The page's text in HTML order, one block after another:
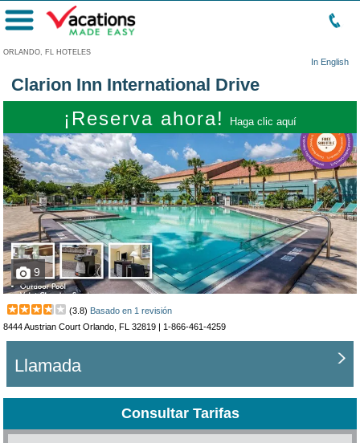
ORLANDO, FL HOTELES
In English
Menú
Clarion Inn International Drive
¡Reserva ahora! Haga clic aquí
9
(3.8) Basado en 1 revisión
8444 Austrian Court Orlando, FL 32819 | 1-866-461-4259
Llamada
Consultar Tarifas